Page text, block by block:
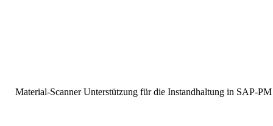
Material-Scanner Unterstützung für die Instandhaltung in SAP-PM